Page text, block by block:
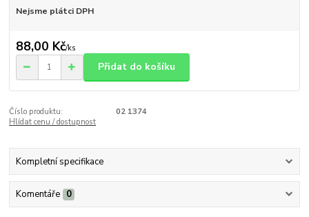
Nejsme plátci DPH
88,00 Kč/ks
Přidat do košíku
Číslo produktu:
02 1374
Hlídat cenu / dostupnost
Kompletní specifikace
Komentáře 0